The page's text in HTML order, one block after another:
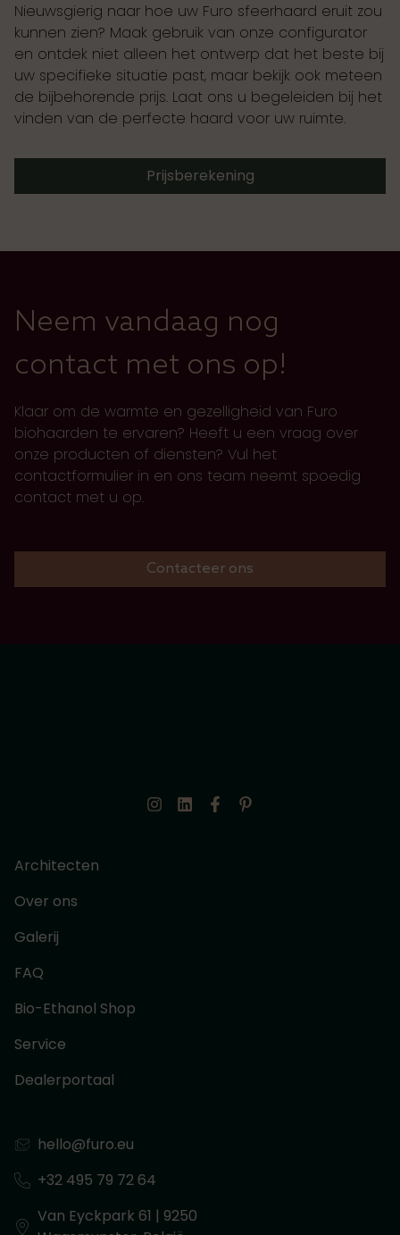
Nieuwsgierig naar hoe uw Furo sfeerhaard eruit zou
kunnen zien? Maak gebruik van onze configurator
en ontdek niet alleen het ontwerp dat het beste bij
uw specifieke situatie past, maar bekijk ook meteen
de bijbehorende prijs. Laat ons u begeleiden bij het
vinden van de perfecte haard voor uw ruimte.
Prijsberekening
Neem vandaag nog
contact met ons op!
Klaar om de warmte en gezelligheid van Furo
biohaarden te ervaren? Heeft u een vraag over
onze producten of diensten? Vul het
contactformulier in en ons team neemt spoedig
contact met u op.
Contacteer ons
Architecten
Over ons
Galerij
FAQ
Bio-Ethanol Shop
Service
Dealerportaal
hello@furo.eu
+32 495 79 72 64
Van Eyckpark 61 | 9250